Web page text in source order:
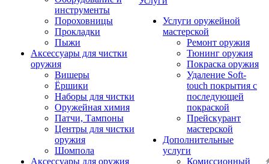
инструменты
Пороховницы
Прокладки
Пыжи
Аксессуары для чистки
оружия
Вишеры
Ёршики
Наборы для чистки
Оружейная химия
Патчи, Тампоны
Центры для чистки
оружия
Шомпола
Аксессуары для оружия
Услуги оружейной
мастерской
Ремонт оружия
Тюнинг оружия
Покраска оружия
Удаление Soft-
touch покрытия с
последующей
покраской
Прейскурант
мастерской
Дополнительные
услуги
Комиссионный